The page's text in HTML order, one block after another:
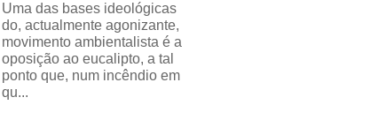
Uma das bases ideológicas
do, actualmente agonizante,
movimento ambientalista é a
oposição ao eucalipto, a tal
ponto que, num incêndio em
qu...